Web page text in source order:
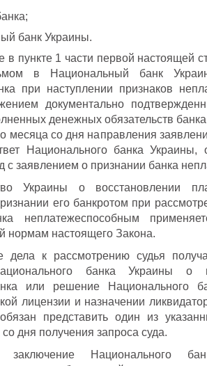
банк Украины.
в пункте 1 части первой настоящей
в Национальный банк
при наступлении признаков
документально
денежных обязательств
месяца со дня направления
Национального банка
с заявлением о признании банка
Украины о восстановлении
его банкротом при
неплатежеспособным
нормам настоящего Закона.
дела к рассмотрению судья
банка Украины о
или решение Национального
лицензии и назначении
представить один из
дня получения запроса суда.
заключение Национального